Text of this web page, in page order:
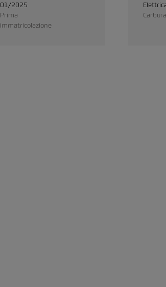
01/2025
Prima
immatricolazione